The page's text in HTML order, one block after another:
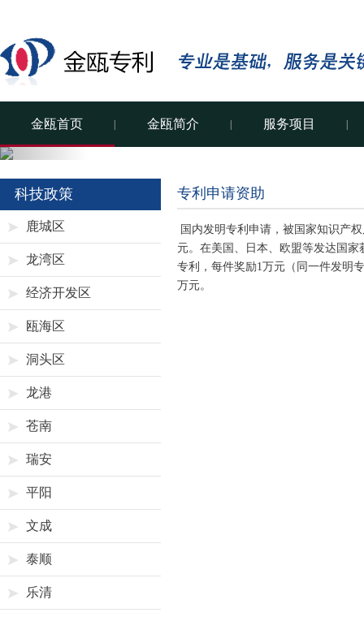
金瓯首页 金瓯简介 服务项目
科技政策
鹿城区
龙湾区
经济开发区
瓯海区
洞头区
龙港
苍南
瑞安
平阳
文成
泰顺
乐清
专利申请资助
国内发明专利申请，被国家知识产
元。在美国、日本、欧盟等发达国
专利，每件奖励1万元（同一件发明
万元。